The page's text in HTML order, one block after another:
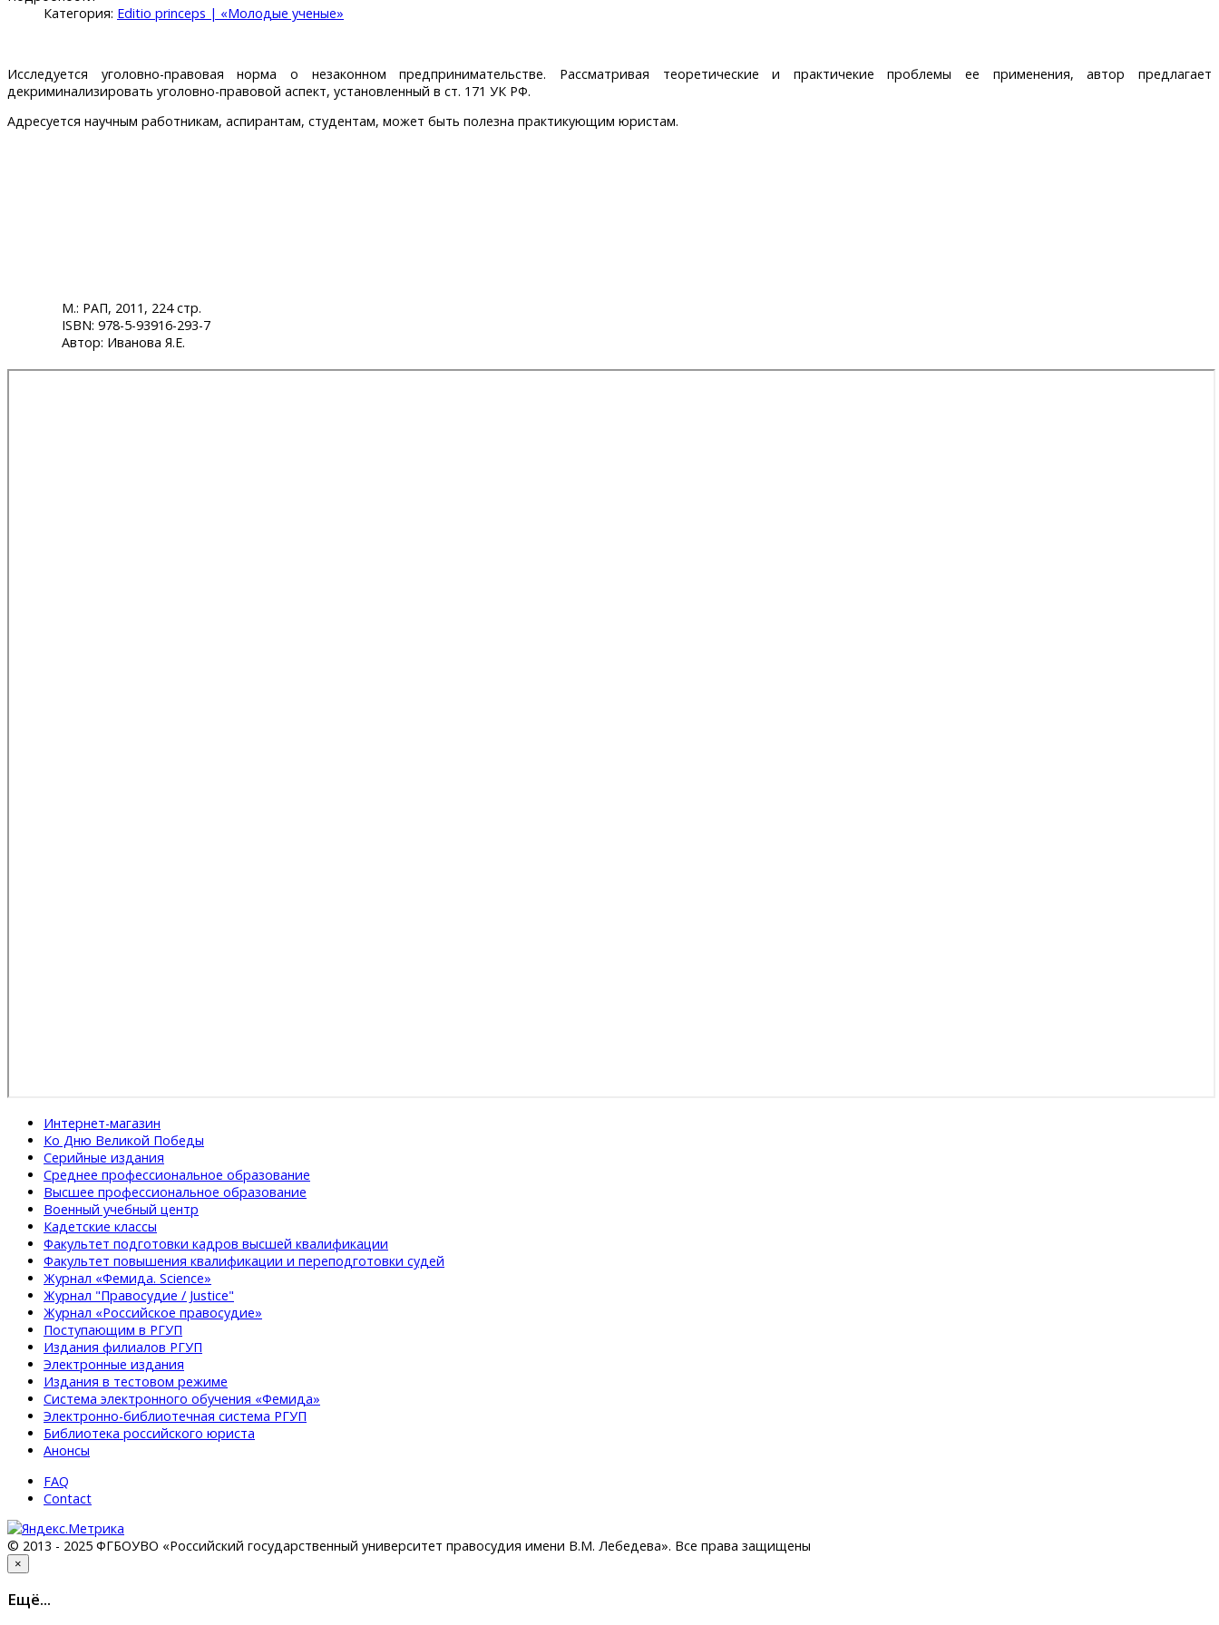
Категория: Editio princeps | «Молодые ученые»
Исследуется уголовно-правовая норма о незаконном предпринимательстве. Рассматривая теоретические и практичекие проблемы ее применения, автор предлагает
декриминализировать уголовно-правовой аспект, установленный в ст. 171 УК РФ.
Адресуется научным работникам, аспирантам, студентам, может быть полезна практикующим юристам.
М.: РАП, 2011, 224 стр.
ISBN: 978-5-93916-293-7
Автор: Иванова Я.Е.
Интернет-магазин
Ко Дню Великой Победы
Серийные издания
Среднее профессиональное образование
Высшее профессиональное образование
Военный учебный центр
Кадетские классы
Факультет подготовки кадров высшей квалификации
Факультет повышения квалификации и переподготовки судей
Журнал «Фемида. Science»
Журнал "Правосудие / Justice"
Журнал «Российское правосудие»
Поступающим в РГУП
Издания филиалов РГУП
Электронные издания
Издания в тестовом режиме
Система электронного обучения «Фемида»
Электронно-библиотечная система РГУП
Библиотека российского юриста
Анонсы
FAQ
Contact
© 2013 - 2025 ФГБОУВО «Российский государственный университет правосудия имени В.М. Лебедева». Все права защищены
×
Eщё...